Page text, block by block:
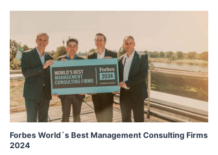
Forbes World´s Best Management Consulting Firms
2024